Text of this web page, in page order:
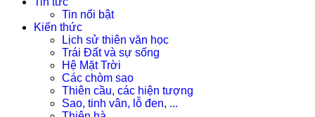
Tin nổi bật
Kiến thức
Lịch sử thiên văn học
Trái Đất và sự sống
Hệ Mặt Trời
Các chòm sao
Thiên cầu, các hiện tượng
Sao, tinh vân, lỗ đen, ...